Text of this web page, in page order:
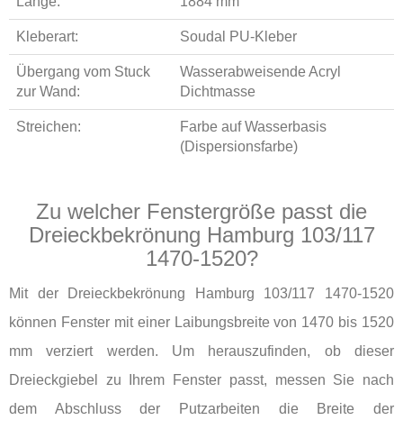
Kleberart: Soudal PU-Kleber
Übergang vom Stuck
zur Wand:
Wasserabweisende Acryl
Dichtmasse
Streichen:
Farbe auf Wasserbasis
(Dispersionsfarbe)
Zu welcher Fenstergröße passt die
Dreieckbekrönung Hamburg 103/117
1470-1520?
Mit der Dreieckbekrönung Hamburg 103/117 1470-1520
können Fenster mit einer Laibungsbreite von 1470 bis 1520
mm verziert werden. Um herauszufinden, ob dieser
Dreieckgiebel zu Ihrem Fenster passt, messen Sie nach
dem Abschluss der Putzarbeiten die Breite der